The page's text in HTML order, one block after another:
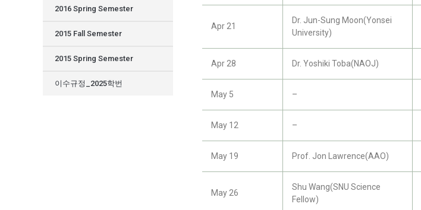
2016 Spring Semester
2015 Fall Semester
2015 Spring Semester
이수규정_2025학번
Apr 21
Dr. Jun-Sung Moon(Yonsei
University)
Apr 28 Dr. Yoshiki Toba(NAOJ)
May 5 –
May 12 –
May 19 Prof. Jon Lawrence(AAO)
May 26
Shu Wang(SNU Science
Fellow)